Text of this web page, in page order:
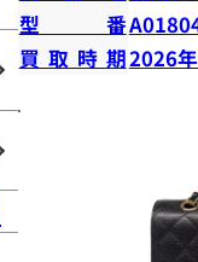
型番
買取時期2026